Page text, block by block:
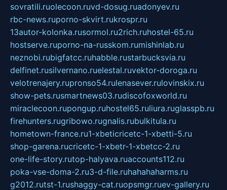
sovratili.ruolecoon.ruvd-dosug.ruadonyev.ru
rbc-news.ruporno-skvirt.rukrospr.ru
13autor-kolonka.rusormol.ru2rich.ruhostel-65.ru
hostserve.ruporno-na-russkom.rumishinlab.ru
neznobi.rubigfatcc.ruhabble.rustarbucksvia.ru
delfinet.rusilvernano.ruelestal.ruvektor-doroga.ru
velotrenajery.rupronso54.rulenasever.rulovinskix.ru
show-pets.rusmartnews03.rudiscofoxworld.ru
miraclecoon.rupongup.ruhostel65.ruliura.ruglasspb.ru
firehunters.rugribowo.rugnalis.rubulkitula.ru
hometown-france.ru1-xbeticricetc-1-xbetti-5.ru
shop-garena.rucricetc-1-xbetr-1-xbetcc-2.ru
one-life-story.rutop-halyava.ruaccounts112.ru
poka-vse-doma-2.ru3-d-file.ruhahahaharms.ru
g2012.rutst-1.rushaggy-cat.ruopsmgr.ruev-gallery.ru